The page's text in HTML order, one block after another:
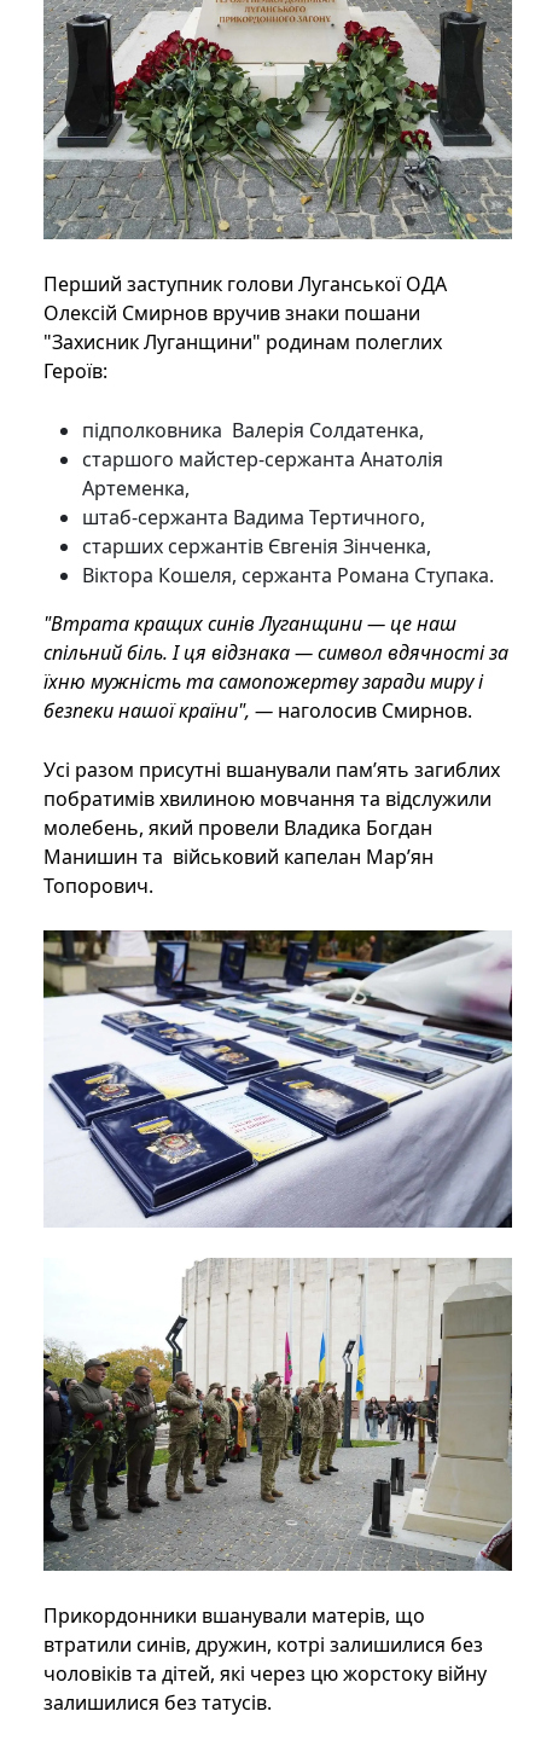
Перший заступник голови Луганської ОДА
Олексій Смирнов вручив знаки пошани
"Захисник Луганщини" родинам полеглих
Героїв:
підполковника Валерія Солдатенка,
старшого майстер-сержанта Анатолія
Артеменка,
штаб-сержанта Вадима Тертичного,
старших сержантів Євгенія Зінченка,
Віктора Кошеля, сержанта Романа Ступака.
"Втрата кращих синів Луганщини — це наш
спільний біль. І ця відзнака — символ вдячності за
їхню мужність та самопожертву заради миру і
безпеки нашої країни", — наголосив Смирнов.
Усі разом присутні вшанували пам’ять загиблих
побратимів хвилиною мовчання та відслужили
молебень, який провели Владика Богдан
Манишин та військовий капелан Мар’ян
Топорович.
Прикордонники вшанували матерів, що
втратили синів, дружин, котрі залишилися без
чоловіків та дітей, які через цю жорстоку війну
залишилися без татусів.